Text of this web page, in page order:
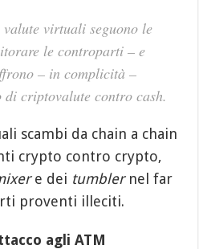
virtuali seguono le
le controparti – e
– in complicità –
criptovalute contro cash.
scambi da chain a chain
crypto contro crypto,
e dei tumblernel far
proventi illeciti.
agli ATM